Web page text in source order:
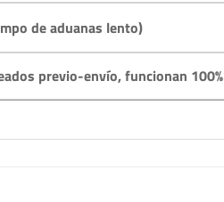
de aduanas lento)
previo-envío, funcionan 100%